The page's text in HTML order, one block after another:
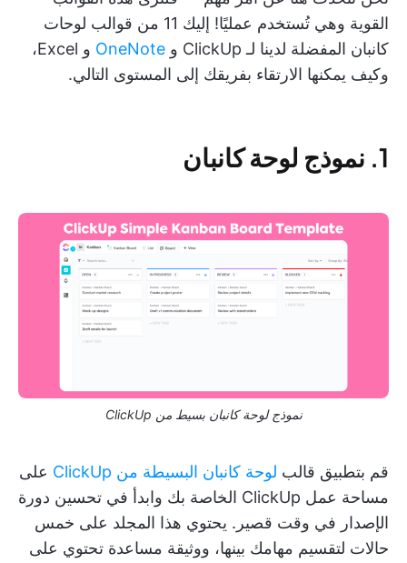
القوية وهي تُستخدم عمليًا! إليك 11 من قوالب لوحات
كانبان المفضلة لدينا لـ ClickUp و
OneNote
و Excel،
وكيف يمكنها الارتقاء بفريقك إلى المستوى التالي.
1. نموذج لوحة كانبان
نموذج لوحة كانبان بسيط من ClickUp
قم بتطبيق قالب لوحة كانبان البسيطة من ClickUp
على
مساحة عمل ClickUp الخاصة بك وابدأ في تحسين دورة
الإصدار في وقت قصير. يحتوي هذا المجلد على خمس
حالات لتقسيم مهامك بينها، ووثيقة مساعدة تحتوي على